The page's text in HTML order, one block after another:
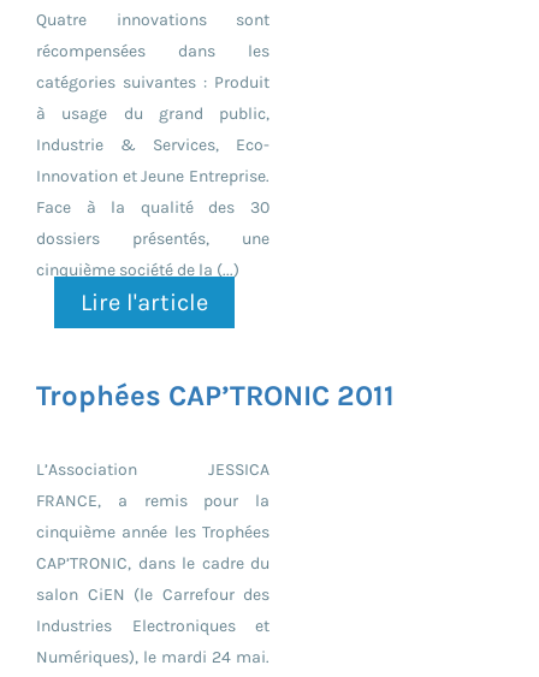
Quatre innovations sont
récompensées dans les
catégories suivantes : Produit
à usage du grand public,
Industrie & Services, Eco-
Innovation et Jeune Entreprise.
Face à la qualité des 30
dossiers présentés, une
cinquième société de la (...)
Lire l'article
Trophées CAP’TRONIC 2011
L’Association JESSICA
FRANCE, a remis pour la
cinquième année les Trophées
CAP’TRONIC, dans le cadre du
salon CiEN (le Carrefour des
Industries Electroniques et
Numériques), le mardi 24 mai.